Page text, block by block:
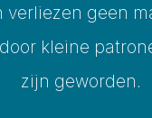
verliezen geen
kleine
zijn geworden.